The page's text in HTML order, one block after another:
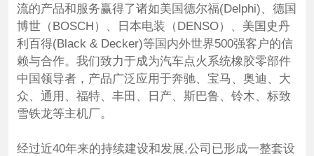
流的产品和服务赢得了诸如美国德尔福(Delphi)、德国
博世（BOSCH）、日本电装（DENSO）、美国史丹
利百得(Black & Decker)等国内外世界500强客户的信
赖与合作。我们致力于成为汽车点火系统橡胶零部件
中国领导者，产品广泛应用于奔驰、宝马、奥迪、大
众、通用、福特、丰田、日产、斯巴鲁、铃木、标致
雪铁龙等主机厂。
经过近40年来的持续建设和发展,公司已形成一整套设